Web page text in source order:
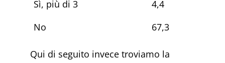
Sì, più di 3
4,4
No
67,3
Qui di seguito invece troviamo la